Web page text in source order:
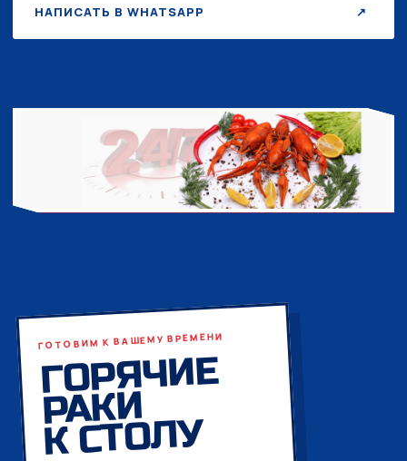
НАПИСАТЬ В WHATSAPP ↗
ГОТОВИМ К ВАШЕМУ ВРЕМЕНИ
ГОРЯЧИЕ
РАКИ
К СТОЛУ